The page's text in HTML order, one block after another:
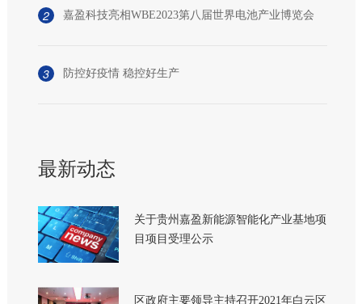
2 嘉盈科技亮相WBE2023第八届世界电池产业博览会
3 防控好疫情 稳控好生产
最新动态
关于贵州嘉盈新能源智能化产业基地项
目项目受理公示
区政府主要领导主持召开2021年白云区